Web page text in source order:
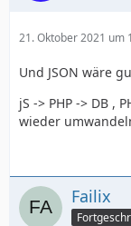
21. Oktober 2021 um
Und JSON wäre
jS -> PHP -> DB ,
wieder
Failix